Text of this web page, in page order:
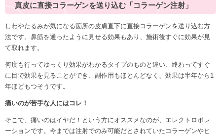
真皮に直接コラーゲンを送り込む「コラーゲン注射」
しわやたるみが気になる箇所の皮膚直下に直接コラーゲンを送り込む方
法です。 鼻筋を通ったように見せる効果もあり、 施術後すぐに効果が見
て取れます。
何度も行ってゆっくり効果がわかるタイプのものと違い、終わってすぐ
に目で効果を見ることができ、 副作用もほとんどなく、効果は半年から1
年ほどもつそうです。
痛いのが苦手な人にはコレ！
そこで、痛いのはイヤだ！という方にオススメなのが、 エレクトロポレ
ーションです。今までは注射でのみ可能だとされていた コラーゲンやヒ